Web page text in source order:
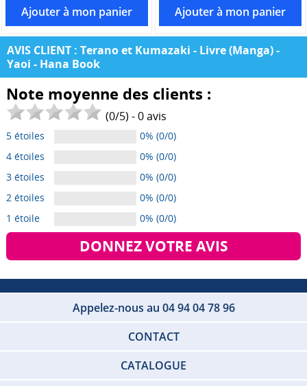
AVIS CLIENT : Terano et Kumazaki - Livre (Manga) -
Yaoi - Hana Book
Note moyenne des clients :
(0/5) -0avis
5 étoiles
0% (0/0)
4 étoiles
0% (0/0)
3 étoiles
0% (0/0)
2 étoiles
0% (0/0)
1 étoile
0% (0/0)
DONNEZ VOTRE AVIS
Appelez-nous au 04 94 04 78 96
CONTACT
CATALOGUE